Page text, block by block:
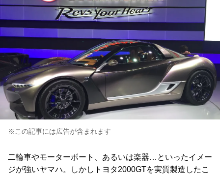
※この記事には広告が含まれます
二輪車やモーターボート、あるいは楽器…といったイメー
ジが強いヤマハ。しかしトヨタ2000GTを実質製造したこ